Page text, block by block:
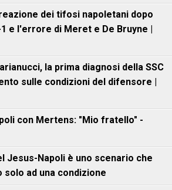
dei tifosi napoletani dopo
e l'errore di Meret e De Bruyne |
la prima diagnosi della SSC
sulle condizioni del difensore |
con Mertens: "Mio fratello" -
Jesus-Napoli è uno scenario che
ad una condizione